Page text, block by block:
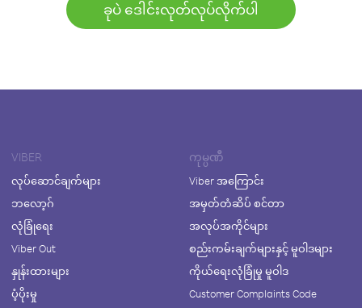
ခုပဲ ဒေါင်းလုတ်လုပ်လိုက်ပါ
VIBER
လုပ်ဆောင်ချက်များ
ဘလော့ဂ်
လုံခြုံရေး
Viber Out
နှုန်းထားများ
ပံ့ပိုးမှု
ကုမ္ပဏီ
Viber အကြောင်း
အမှတ်တံဆိပ် စင်တာ
အလုပ်အကိုင်များ
စည်းကမ်းချက်များနှင့် မူဝါဒများ
ကိုယ်ရေးလုံခြုံမှု မူဝါဒ
Customer Complaints Code